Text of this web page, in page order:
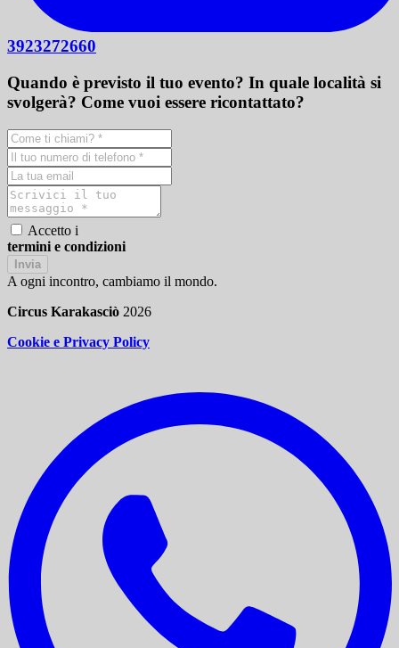
3923272660
Quando è previsto il tuo evento? In quale località si
svolgerà? Come vuoi essere ricontattato?
Accetto i
termini e condizioni
Invia
A ogni incontro, cambiamo il mondo.
Circus Karakasciò 2026
Cookie e Privacy Policy